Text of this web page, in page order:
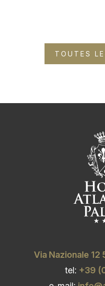
TOUTES
Via Nazionale 12
tel: +39